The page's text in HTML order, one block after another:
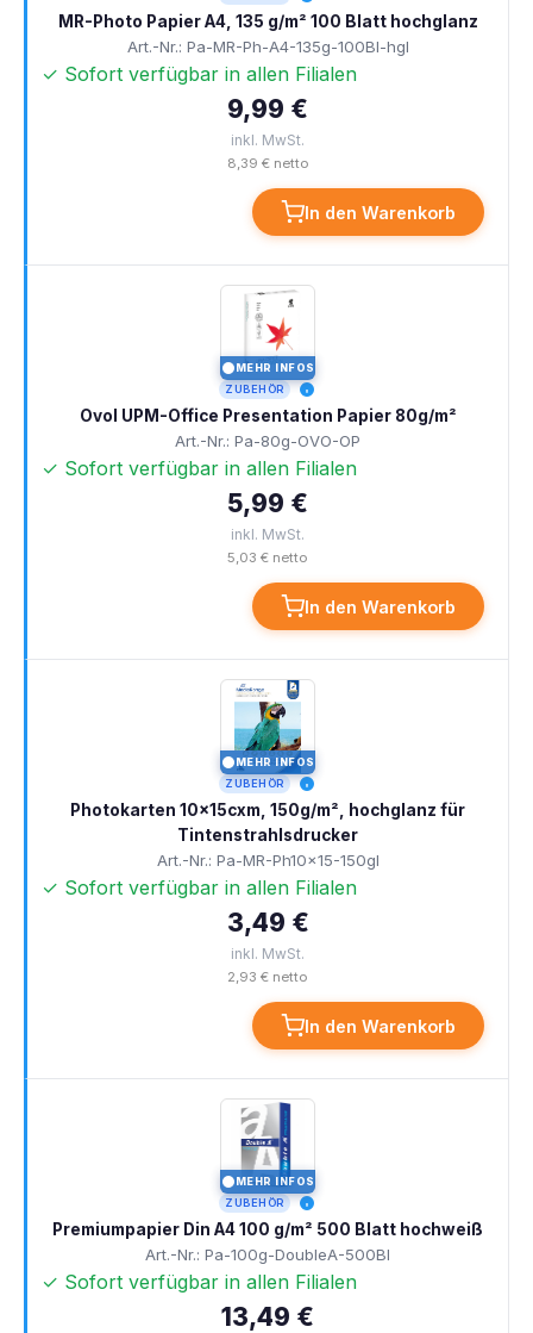
MR-Photo Papier A4, 135 g/m² 100 Blatt hochglanz
Art.-Nr.: Pa-MR-Ph-A4-135g-100Bl-hgl
✓ Sofort verfügbar in allen Filialen
9,99 €
inkl. MwSt.
8,39 € netto
In den Warenkorb
MEHR INFOS
ZUBEHÖR
Ovol UPM-Office Presentation Papier 80g/m²
Art.-Nr.: Pa-80g-OVO-OP
✓ Sofort verfügbar in allen Filialen
5,99 €
inkl. MwSt.
5,03 € netto
In den Warenkorb
MEHR INFOS
ZUBEHÖR
Photokarten 10x15cxm, 150g/m², hochglanz für
Tintenstrahlsdrucker
Art.-Nr.: Pa-MR-Ph10x15-150gl
✓ Sofort verfügbar in allen Filialen
3,49 €
inkl. MwSt.
2,93 € netto
In den Warenkorb
MEHR INFOS
ZUBEHÖR
Premiumpapier Din A4 100 g/m² 500 Blatt hochweiß
Art.-Nr.: Pa-100g-DoubleA-500Bl
✓ Sofort verfügbar in allen Filialen
13,49 €